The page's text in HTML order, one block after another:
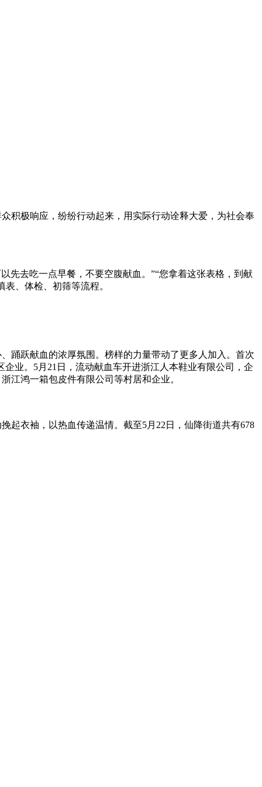
积极响应，纷纷行动起来，用实际行动诠释大爱，为社会奉
先去吃一点早餐，不要空腹献血。”“您拿着这张表格，到献
、体检、初筛等流程。
踊跃献血的浓厚氛围。榜样的力量带动了更多人加入。首次
业。5月21日，流动献血车开进浙江人本鞋业有限公司，企
江鸿一箱包皮件有限公司等村居和企业。
起衣袖，以热血传递温情。截至5月22日，仙降街道共有678